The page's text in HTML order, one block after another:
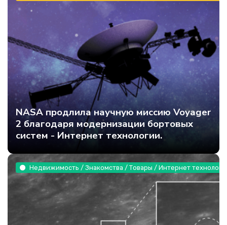
NASA продлила научную миссию Voyager
2 благодаря модернизации бортовых
систем - Интернет технологии.
Недвижимость / Знакомства / Товары / Интернет